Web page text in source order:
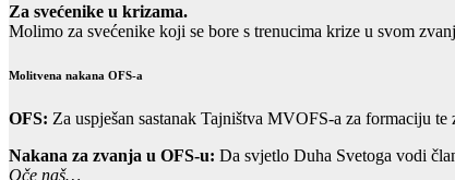
Za svećenike u krizama.
Molimo za svećenike koji se bore s trenucima krize u svom
Molitvena nakana OFS-a
OFS: Za uspješan sastanak Tajništva MVOFS-a za formaciju
Nakana za zvanja u OFS-u: Da svjetlo Duha Svetoga vodi
Oče naš…